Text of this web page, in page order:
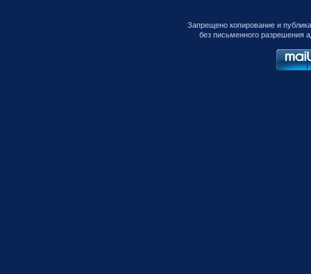
Запрещено копирование и
без письменного разрешения